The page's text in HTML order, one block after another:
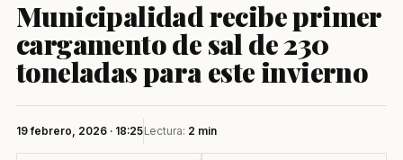
Municipalidad recibe primer
cargamento de sal de 230
toneladas para este invierno
19 febrero, 2026 · 18:25Lectura: 2 min